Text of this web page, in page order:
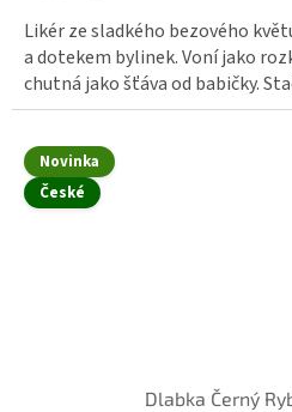
Likér ze sladkého bezového
a dotekem bylinek. Voní jako
chutná jako šťáva od babičky.
Novinka
České
Dlabka Černý